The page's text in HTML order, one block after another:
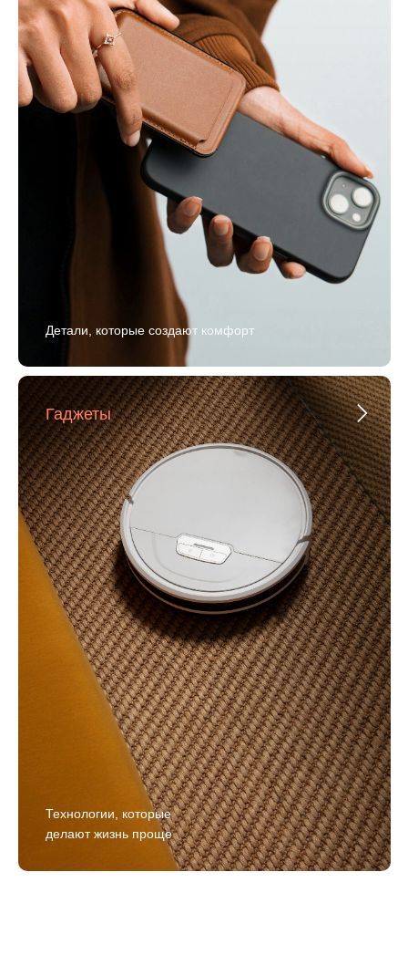
Детали, которые создают комфорт
Гаджеты
Технологии, которые
делают жизнь проще